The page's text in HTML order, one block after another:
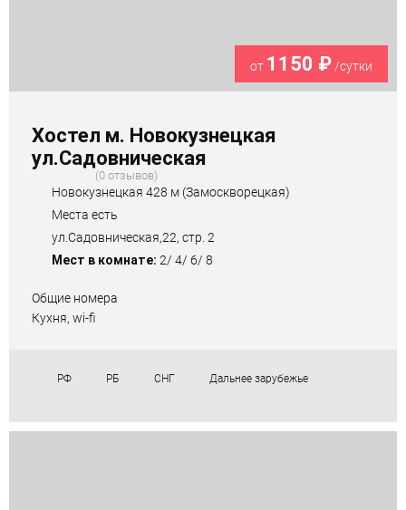
от 1150 ₽/сутки
Хостел м. Новокузнецкая
ул.Садовническая
0 отзывов
Новокузнецкая 428 м (Замоскворецкая)
Места есть
ул.Садовническая,22, стр. 2
Мест в комнате: 2/ 4/ 6/ 8
Общие номера
Кухня, wi-fi
РФ РБ СНГ Дальнее зарубежье